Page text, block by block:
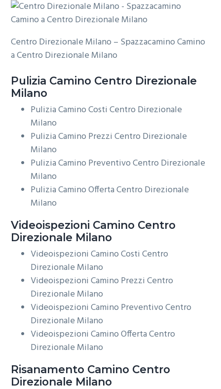
Centro Direzionale Milano – Spazzacamino Camino
a Centro Direzionale Milano
Pulizia Camino Centro Direzionale
Milano
Pulizia Camino Costi Centro Direzionale
Milano
Pulizia Camino Prezzi Centro Direzionale
Milano
Pulizia Camino Preventivo Centro Direzionale
Milano
Pulizia Camino Offerta Centro Direzionale
Milano
Videoispezioni Camino Centro
Direzionale Milano
Videoispezioni Camino Costi Centro
Direzionale Milano
Videoispezioni Camino Prezzi Centro
Direzionale Milano
Videoispezioni Camino Preventivo Centro
Direzionale Milano
Videoispezioni Camino Offerta Centro
Direzionale Milano
Risanamento Camino Centro
Direzionale Milano